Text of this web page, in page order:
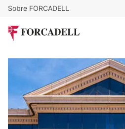
Sobre FORCADELL
Oficina alquiler Madrid.
Alarcón.